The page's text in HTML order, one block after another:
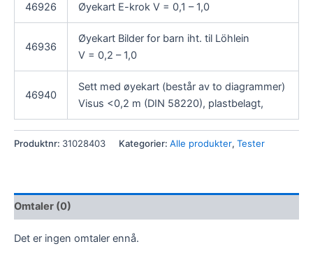
46926 Øyekart E-krok V = 0,1 – 1,0
46936
Øyekart Bilder for barn iht. til Löhlein
V = 0,2 – 1,0
46940
Sett med øyekart (består av to diagrammer)
Visus <0,2 m (DIN 58220), plastbelagt,
Produktnr: 31028403 Kategorier: Alle produkter, Tester
Omtaler (0)
Det er ingen omtaler ennå.